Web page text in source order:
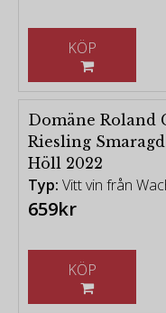
Domäne Roland
Riesling
Höll 2022
Typ: Vitt vin från
659kr